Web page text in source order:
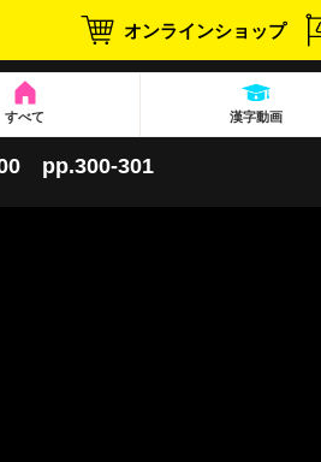
オンラインショップ
すべて 漢字動画
pp.300-301